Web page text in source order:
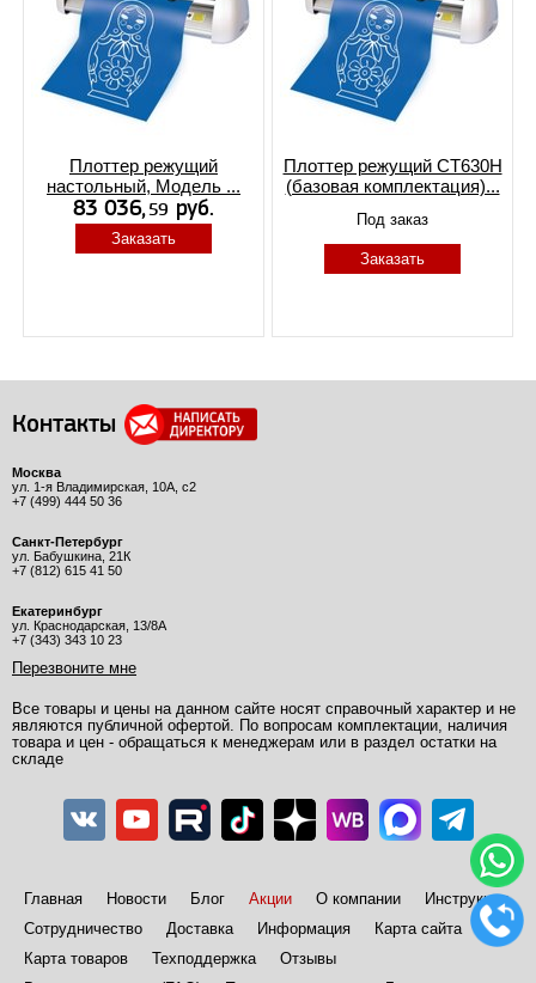
Плоттер режущий
настольный, Модель ...
Заказать
Плоттер режущий CT630H
(базовая комплектация)...
Под заказ
Заказать
Контакты
Москва
ул. 1-я Владимирская, 10А, с2
+7 (499) 444 50 36
Санкт-Петербург
ул. Бабушкина, 21К
+7 (812) 615 41 50
Екатеринбург
ул. Краснодарская, 13/8А
+7 (343) 343 10 23
Перезвоните мне
Все товары и цены на данном сайте носят справочный характер и не
являются публичной офертой. По вопросам комплектации, наличия
товара и цен - обращаться к менеджерам или в раздел остатки на
складе
Главная Новости Блог Акции О компании
Инструкции
Сотрудничество
Доставка Информация
Карта сайта
Карта товаров
Техподдержка
Отзывы